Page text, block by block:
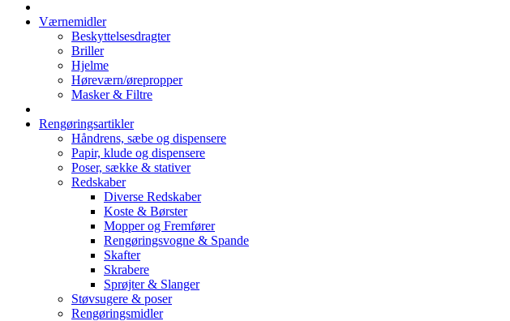
Værnemidler
Beskyttelsesdragter
Briller
Hjelme
Høreværn/ørepropper
Masker & Filtre
Rengøringsartikler
Håndrens, sæbe og dispensere
Papir, klude og dispensere
Poser, sække & stativer
Redskaber
Diverse Redskaber
Koste & Børster
Mopper og Fremfører
Rengøringsvogne & Spande
Skafter
Skrabere
Sprøjter & Slanger
Støvsugere & poser
Rengøringsmidler